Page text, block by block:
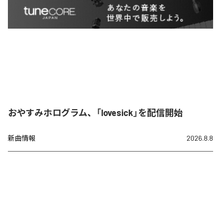
おやすみホログラム、「lovesick」を配信開始
新曲情報 2026.8.8